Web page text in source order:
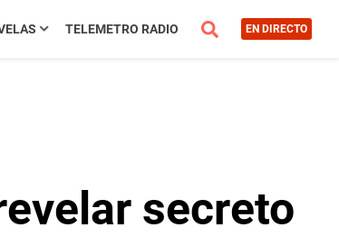
TELEMETRO RADIO EN DIRECTO
secreto